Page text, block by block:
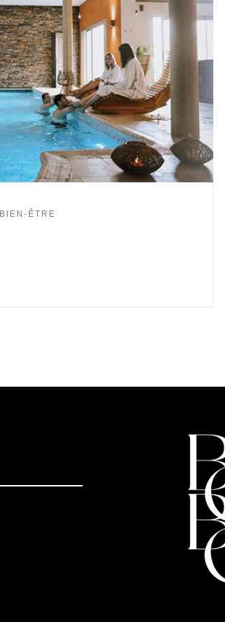
BIEN-ÊTRE